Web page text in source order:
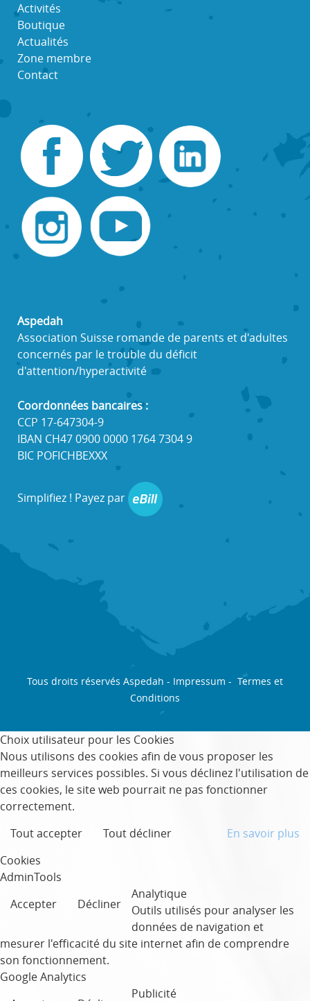
Activités
Boutique
Actualités
Zone membre
Contact
Aspedah
Association Suisse romande de parents et d'adultes
concernés par le trouble du déficit
d'attention/hyperactivité
Coordonnées bancaires :
CCP 17-647304-9
IBAN CH47 0900 0000 1764 7304 9
BIC POFICHBEXXX
Simplifiez ! Payez par
Tous droits réservés Aspedah - Impressum - Termes et
Conditions
Choix utilisateur pour les Cookies
Nous utilisons des cookies afin de vous proposer les
meilleurs services possibles. Si vous déclinez l'utilisation de
ces cookies, le site web pourrait ne pas fonctionner
correctement.
Tout accepter
Tout décliner
En savoir plus
Cookies
AdminTools
Accepter
Décliner
Analytique
Outils utilisés pour analyser les
données de navigation et
mesurer l'efficacité du site internet afin de comprendre
son fonctionnement.
Google Analytics
Publicité